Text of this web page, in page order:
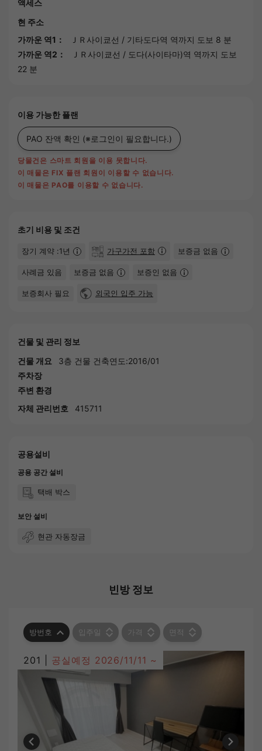
액세스
현 주소
가까운 역1：
ＪＲ사이쿄선 / 기타도다역 역까지 도보 8 분
가까운 역2：
ＪＲ사이쿄선 / 도다(사이타마)역 역까지 도보
22 분
이용 가능한 플랜
PAO 잔액 확인 (※로그인이 필요합니다.)
당물건은 스마트 회원을 이용 못합니다.
이 매물은 FIX 플랜 회원이 이용할 수 없습니다.
이 매물은 PAO를 이용할 수 없습니다.
초기 비용 및 조건
장기 계약 :1년 가구가전 포함 보증금 없음
사례금 있음 보증금 없음 보증인 없음
보증회사 필요 외국인 입주 가능
건물 및 관리 정보
건물 개요
3층 건물 건축연도:2016/01
주차장
주변 환경
자체 관리번호
415711
공용설비
공용 공간 설비
택배 박스
보안 설비
현관 자동장금
빈방 정보
방번호 입주일 가격 면적
201 | 공실예정 2026/11/11 ~